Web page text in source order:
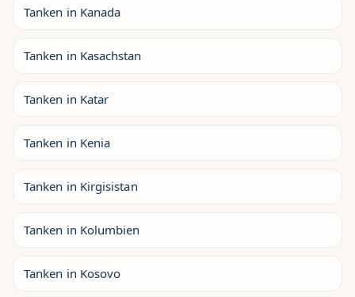
Tanken in Kanada
Tanken in Kasachstan
Tanken in Katar
Tanken in Kenia
Tanken in Kirgisistan
Tanken in Kolumbien
Tanken in Kosovo